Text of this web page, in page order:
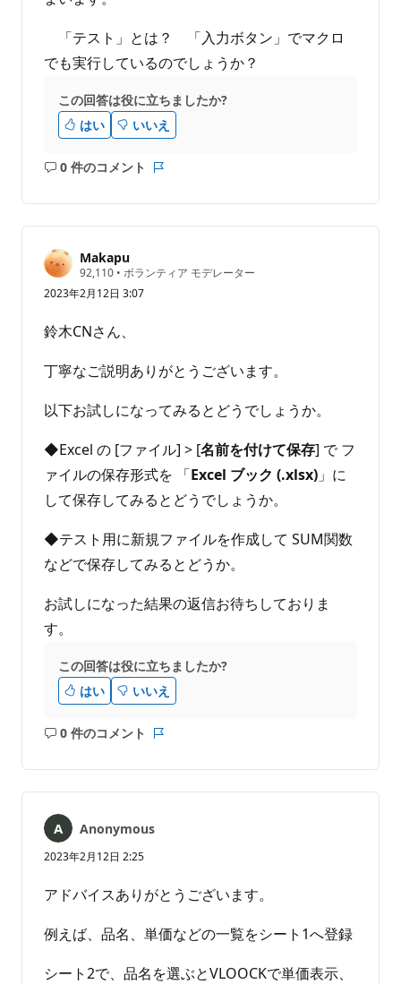
「テスト」とは？ 「入力ボタン」でマクロ
でも実行しているのでしょうか？
この回答は役に立ちましたか?
はい
いいえ
0 件のコメント
コ
ト
は
あ
り
せ
ん
ト
Makapu
92,110 評
価
の
ン
• ボランティア モデレーター
2023年2月12日 3:07
鈴木CNさん、
丁寧なご説明ありがとうございます。
以下お試しになってみるとどうでしょうか。
◆Excel の [ファイル] > [名前を付けて保存] で フ
ァイルの保存形式を 「Excel ブック (.xlsx) 」に
して保存してみるとどうでしょうか。
◆テスト用に新規ファイルを作成して SUM関数
などで保存してみるとどうか。
お試しになった結果の返信お待ちしておりま
す。
この回答は役に立ちましたか?
はい
いいえ
0 件のコメント
コ
ト
あ
り
せ
ト
Anonymous
2023年2月12日 2:25
アドバイスありがとうございます。
例えば、品名、単価などの一覧をシート1へ登録
シート2で、品名を選ぶとVLOOCKで単価表示、